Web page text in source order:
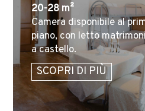
20-28 m²
Camera disponibile al
piano, con letto
a castello.
SCOPRI DI PIÙ